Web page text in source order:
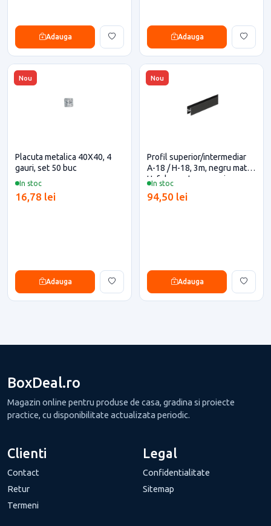
Adauga Adauga
Nou
In stoc
Placuta metalica 40X40, 4
gauri, set 50 buc
16,78 lei
Adauga
Nou
In stoc
Profil superior/intermediar
A-18 / H-18, 3m, negru mat,
Hafele pentru casa si
94,50 lei
Adauga
BoxDeal.ro
Magazin online pentru produse de casa, gradina si proiecte
practice, cu disponibilitate actualizata periodic.
Clienti
Contact
Retur
Termeni
Legal
Confidentialitate
Sitemap